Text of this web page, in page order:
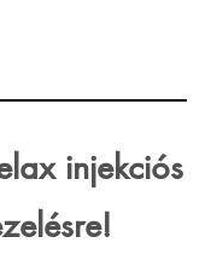
injekciós